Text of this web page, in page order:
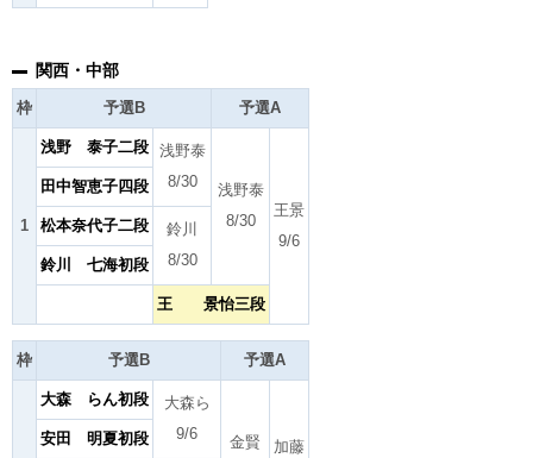
関西・中部
枠 予選B 予選A
1
浅野 泰子二段 浅野泰
8/30
浅野泰
8/30
王景
9/6
田中智恵子四段
松本奈代子二段
鈴川
8/30
鈴川 七海初段
王 景怡三段
枠 予選B 予選A
大森 らん初段
大森ら
9/6
金賢
加藤
安田 明夏初段